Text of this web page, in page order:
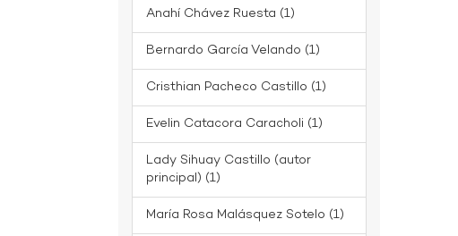
Anahí Chávez Ruesta (1)
Bernardo García Velando (1)
Cristhian Pacheco Castillo (1)
Evelin Catacora Caracholi (1)
Lady Sihuay Castillo (autor
principal) (1)
María Rosa Malásquez Sotelo (1)